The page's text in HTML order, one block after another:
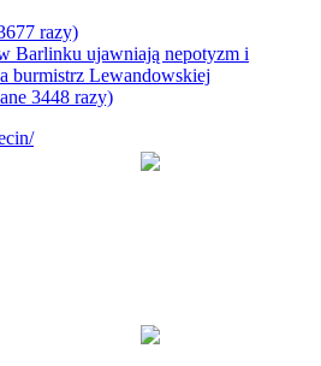
razy)
Barlinku ujawniają nepotyzm i
burmistrz Lewandowskiej
3448 razy)